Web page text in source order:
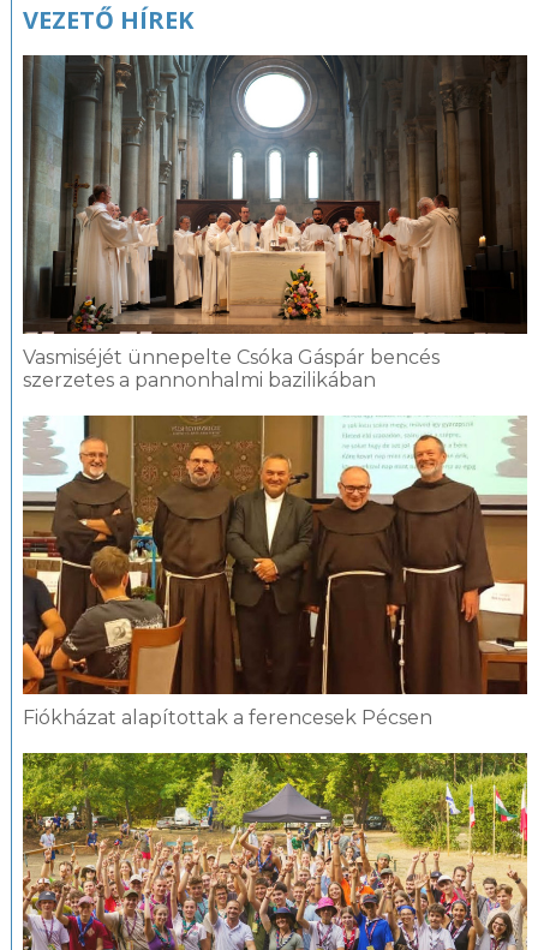
VEZETŐ HÍREK
Vasmiséjét ünnepelte Csóka Gáspár bencés
szerzetes a pannonhalmi bazilikában
Fiókházat alapítottak a ferencesek Pécsen